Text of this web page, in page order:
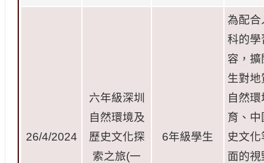
26/4/2024
六年級深圳
自然環境及
歷史文化探
索之旅(一
6年級學生
為配合
科的學
容，擴
生對地
自然
育、中
史文化
面的視